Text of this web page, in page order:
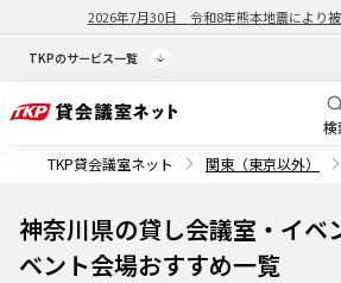
2026年7月30日 令和8年熊本地震により
TKPのサービス一覧
検
TKP貸会議室ネット
関東（東京以外）
神奈川県の貸し会議室・イベ
ベント会場おすすめ一覧